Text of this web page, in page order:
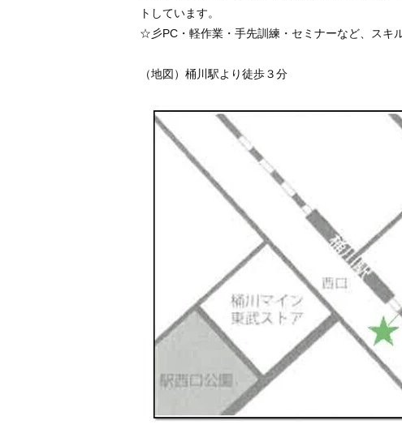
トしています。
☆彡PC・軽作業・手先訓練・セミナーなど、スキ
（地図）桶川駅より徒歩３分